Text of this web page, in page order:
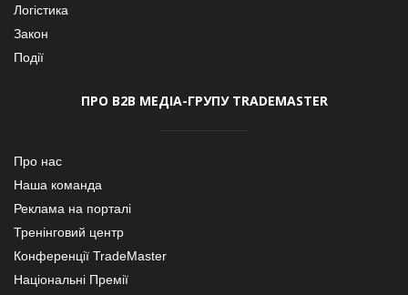
Логістика
Закон
Події
ПРО В2В МЕДІА-ГРУПУ TRADEMASTER
Про нас
Наша команда
Реклама на порталі
Тренінговий центр
Конференції TradeMaster
Національні Премії